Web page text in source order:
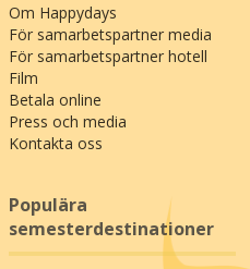
Om Happydays
För samarbetspartner media
För samarbetspartner hotell
Film
Betala online
Press och media
Kontakta oss
Populära
semesterdestinationer